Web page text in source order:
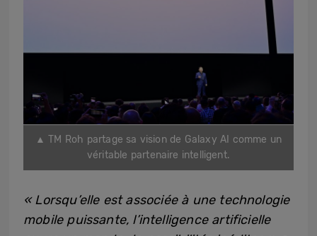
▲ TM Roh partage sa vision de Galaxy AI comme un
véritable partenaire intelligent.
« Lorsqu’elle est associée à une technologie
mobile puissante, l’intelligence artificielle